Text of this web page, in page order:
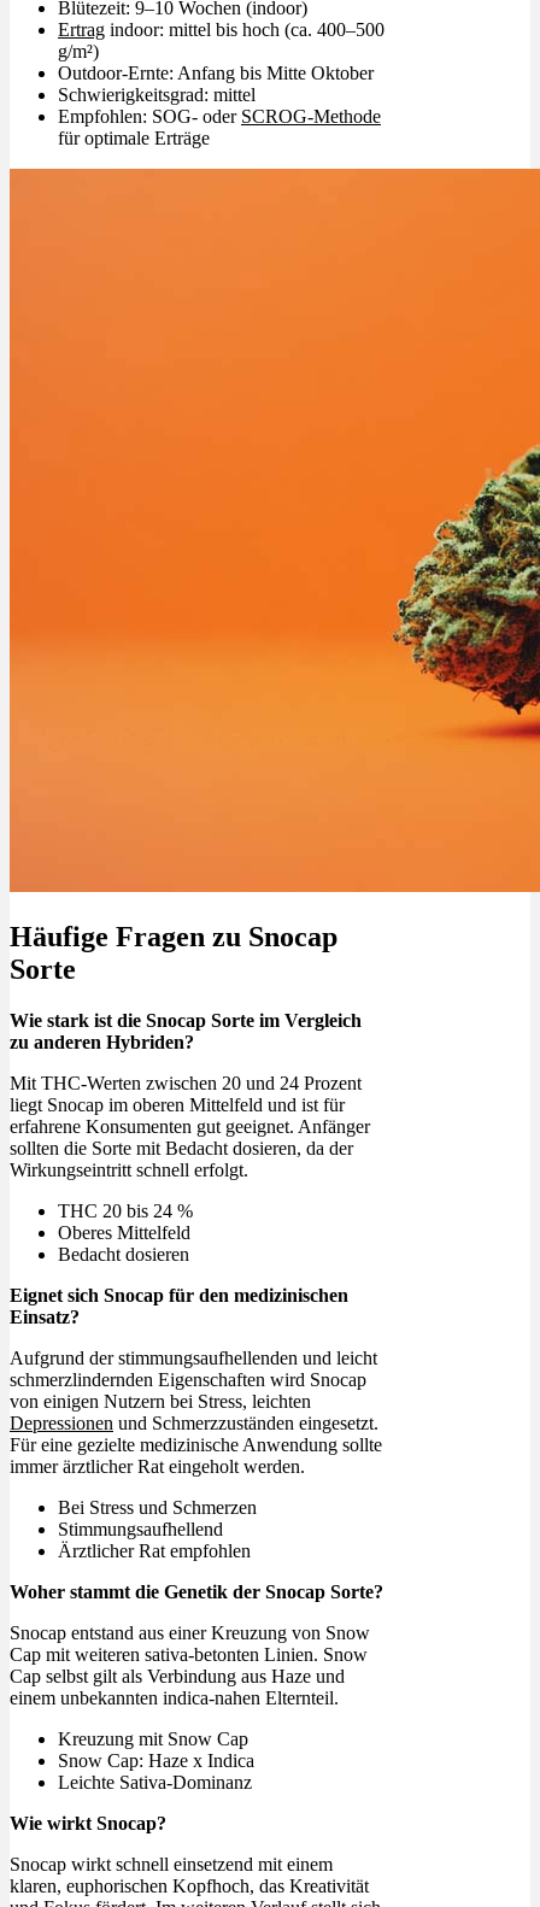
Blütezeit: 9–10 Wochen (indoor)
Ertrag indoor: mittel bis hoch (ca. 400–500
g/m²)
Outdoor-Ernte: Anfang bis Mitte Oktober
Schwierigkeitsgrad: mittel
Empfohlen: SOG- oder SCROG-Methode
für optimale Erträge
Häufige Fragen zu Snocap
Sorte
Wie stark ist die Snocap Sorte im Vergleich
zu anderen Hybriden?
Mit THC-Werten zwischen 20 und 24 Prozent
liegt Snocap im oberen Mittelfeld und ist für
erfahrene Konsumenten gut geeignet. Anfänger
sollten die Sorte mit Bedacht dosieren, da der
Wirkungseintritt schnell erfolgt.
THC 20 bis 24 %
Oberes Mittelfeld
Bedacht dosieren
Eignet sich Snocap für den medizinischen
Einsatz?
Aufgrund der stimmungsaufhellenden und leicht
schmerzlindernden Eigenschaften wird Snocap
von einigen Nutzern bei Stress, leichten
Depressionen und Schmerzzuständen eingesetzt.
Für eine gezielte medizinische Anwendung sollte
immer ärztlicher Rat eingeholt werden.
Bei Stress und Schmerzen
Stimmungsaufhellend
Ärztlicher Rat empfohlen
Woher stammt die Genetik der Snocap Sorte?
Snocap entstand aus einer Kreuzung von Snow
Cap mit weiteren sativa-betonten Linien. Snow
Cap selbst gilt als Verbindung aus Haze und
einem unbekannten indica-nahen Elternteil.
Kreuzung mit Snow Cap
Snow Cap: Haze x Indica
Leichte Sativa-Dominanz
Wie wirkt Snocap?
Snocap wirkt schnell einsetzend mit einem
klaren, euphorischen Kopfhoch, das Kreativität